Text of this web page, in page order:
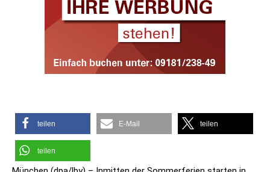
teilen E-Mail teilen
teilen